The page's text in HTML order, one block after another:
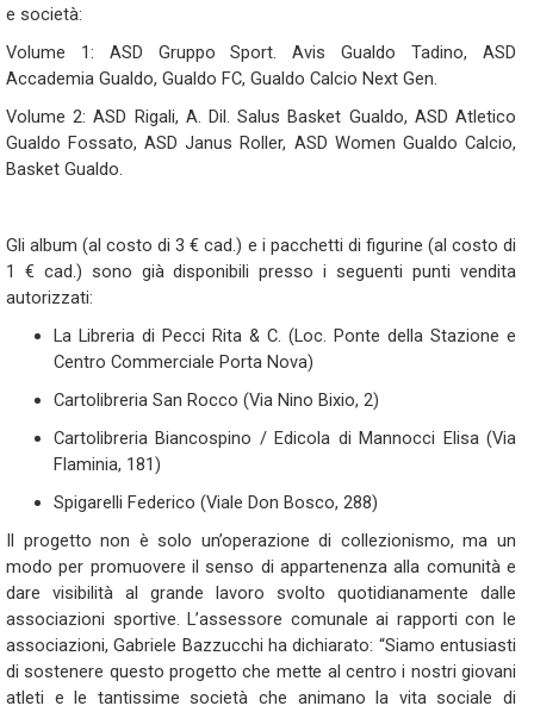
e società:
Volume 1: ASD Gruppo Sport. Avis Gualdo Tadino, ASD
Accademia Gualdo, Gualdo FC, Gualdo Calcio Next Gen.
Volume 2: ASD Rigali, A. Dil.Salus Basket Gualdo, ASD Atletico
Gualdo Fossato, ASD Janus Roller, ASD Women Gualdo Calcio,
Basket Gualdo.
Gli album (al costo di 3 € cad.) e i pacchetti di figurine (al costo di
1 € cad.) sono già disponibili presso i seguenti punti vendita
autorizzati:
La Libreria di Pecci Rita & C. (Loc. Ponte della Stazione e
Centro Commerciale Porta Nova)
Cartolibreria San Rocco (Via Nino Bixio, 2)
Cartolibreria Biancospino / Edicola di Mannocci Elisa (Via
Flaminia, 181)
Spigarelli Federico (Viale Don Bosco, 288)
Il progetto non è solo un’operazione di collezionismo, ma un
modo per promuovere il senso di appartenenza alla comunità e
dare visibilità al grande lavoro svolto quotidianamente dalle
associazioni sportive. L’assessore comunale ai rapporti con le
associazioni, Gabriele Bazzucchi ha dichiarato: “Siamo entusiasti
di sostenere questo progetto che mette al centro i nostri giovani
atleti e le tantissime società che animano la vita sociale di